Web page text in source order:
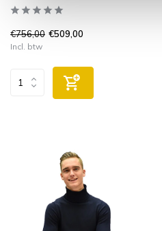
€756,00 €509,00
Incl. btw